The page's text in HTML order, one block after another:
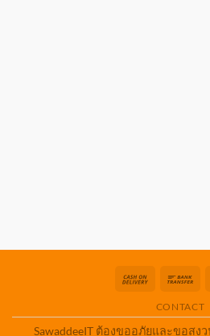
Cash
Delivery
CONTACT
SawaddeeIT ต้องขออภัยและขอสง